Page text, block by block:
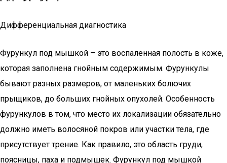
Дифференциальная диагностика
Фурункул под мышкой – это воспаленная полость в коже,
которая заполнена гнойным содержимым. Фурункулы
бывают разных размеров, от маленьких болючих
прыщиков, до больших гнойных опухолей. Особенность
фурункулов в том, что место их локализации обязательно
должно иметь волосяной покров или участки тела, где
присутствует трение. Как правило, это область груди,
поясницы, паха и подмышек. Фурункул под мышкой